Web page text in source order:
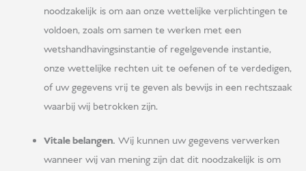
noodzakelijk is om aan onze wettelijke verplichtingen te
voldoen, zoals om samen te werken met een
wetshandhavingsinstantie of regelgevende instantie,
onze wettelijke rechten uit te oefenen of te verdedigen,
of uw gegevens vrij te geven als bewijs in een rechtszaak
waarbij wij betrokken zijn.
Vitale belangen. Wij kunnen uw gegevens verwerken
wanneer wij van mening zijn dat dit noodzakelijk is om